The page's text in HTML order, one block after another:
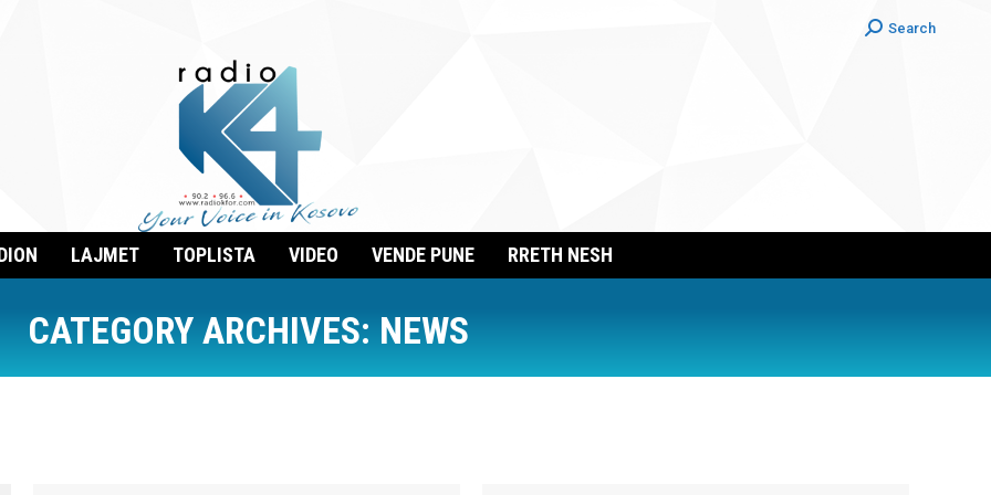
Search:
Search
LAJMET TOPLISTA VIDEO VENDE PUNE RRETH NESH
CATEGORY ARCHIVES:NEWS